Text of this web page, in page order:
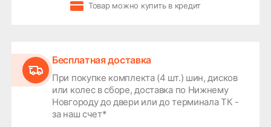
Товар можно купить в кредит
Бесплатная доставка
При покупке комплекта (4 шт.) шин, дисков
или колес в сборе, доставка по Нижнему
Новгороду до двери или до терминала ТК -
за наш счет*